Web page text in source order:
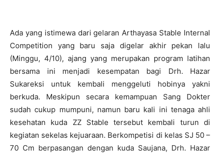
Ada yang istimewa dari gelaran Arthayasa Stable Internal
Competition yang baru saja digelar akhir pekan lalu
(Minggu, 4/10), ajang yang merupakan program latihan
bersama ini menjadi kesempatan bagi Drh. Hazar
Sukareksi untuk kembali menggeluti hobinya yakni
berkuda. Meskipun secara kemampuan Sang Dokter
sudah cukup mumpuni, namun baru kali ini tenaga ahli
kesehatan kuda ZZ Stable tersebut kembali turun di
kegiatan sekelas kejuaraan. Berkompetisi di kelas SJ 50 –
70 Cm berpasangan dengan kuda Saujana, Drh. Hazar